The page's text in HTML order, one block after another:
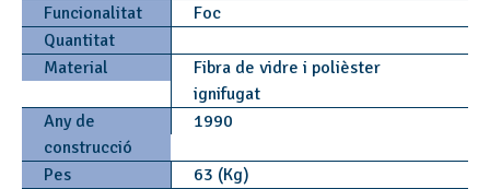
Funcionalitat
Foc
Quantitat
Material
Fibra de vidre i polièster
ignifugat
Any de
construcció
1990
Pes
63 (Kg)